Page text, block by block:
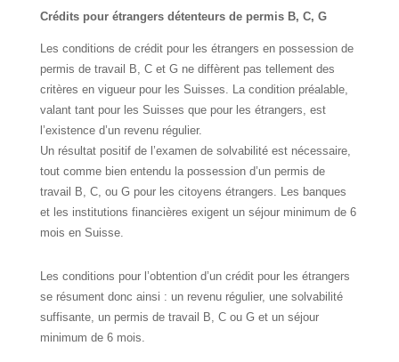
Crédits pour étrangers détenteurs de permis B, C, G
Les conditions de crédit pour les étrangers en possession de
permis de travail B, C et G ne diffèrent pas tellement des
critères en vigueur pour les Suisses. La condition préalable,
valant tant pour les Suisses que pour les étrangers, est
l’existence d’un revenu régulier.
Un résultat positif de l’examen de solvabilité est nécessaire,
tout comme bien entendu la possession d’un permis de
travail B, C, ou G pour les citoyens étrangers. Les banques
et les institutions financières exigent un séjour minimum de 6
mois en Suisse.
Les conditions pour l’obtention d’un crédit pour les étrangers
se résument donc ainsi : un revenu régulier, une solvabilité
suffisante, un permis de travail B, C ou G et un séjour
minimum de 6 mois.